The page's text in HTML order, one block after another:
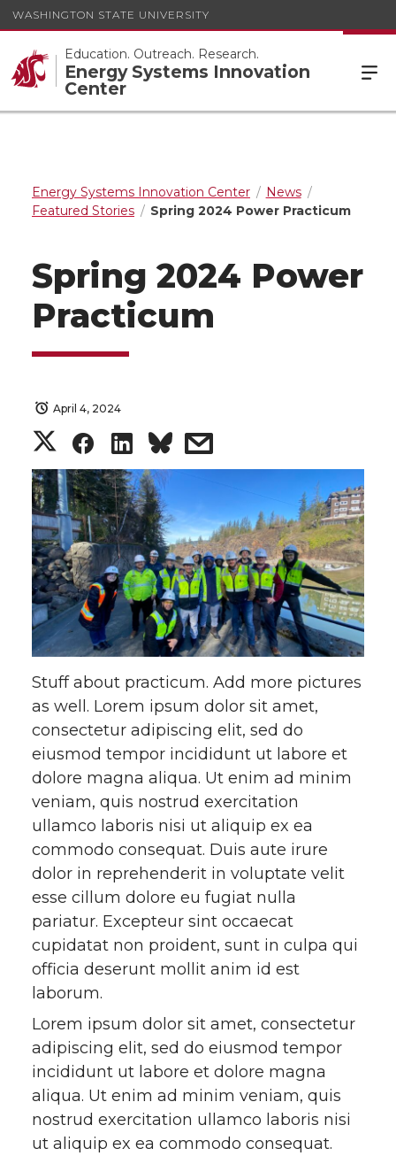
WASHINGTON STATE UNIVERSITY
Education. Outreach. Research.
Energy Systems Innovation
Center
Energy Systems Innovation Center
News
Featured Stories
Spring 2024 Power Practicum
Spring 2024 Power
Practicum
April 4, 2024
S
h
a
r
e
o
n
T
w
i
t
t
e
r
S
h
a
r
e
o
n
F
a
c
e
B
o
o
k
S
h
a
r
e
o
n
L
i
n
k
e
d
n
s
a
r
e
w
i
t
h
e
m
a
i
Stuff about practicum. Add more pictures
as well. Lorem ipsum dolor sit amet,
consectetur adipiscing elit, sed do
eiusmod tempor incididunt ut labore et
dolore magna aliqua. Ut enim ad minim
veniam, quis nostrud exercitation
ullamco laboris nisi ut aliquip ex ea
commodo consequat. Duis aute irure
dolor in reprehenderit in voluptate velit
esse cillum dolore eu fugiat nulla
pariatur. Excepteur sint occaecat
cupidatat non proident, sunt in culpa qui
officia deserunt mollit anim id est
laborum.
Lorem ipsum dolor sit amet, consectetur
adipiscing elit, sed do eiusmod tempor
incididunt ut labore et dolore magna
aliqua. Ut enim ad minim veniam, quis
nostrud exercitation ullamco laboris nisi
ut aliquip ex ea commodo consequat.